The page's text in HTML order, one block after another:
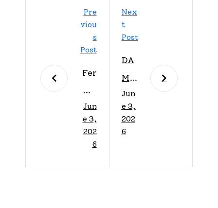
Pre
Viou
S
Post
Fer
Ari
za
apu
est
Jun
e 3,
202
6
Nex
T
Post
DA
MN
GO
LD
O
ES
Jun
e 3,
202
6